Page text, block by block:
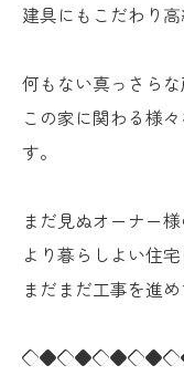
建具にもこだわり高
何もない真っさらな
この家に関わる様
す。
まだ見ぬオーナー
より暮らしよい住宅
まだまだ工事を進